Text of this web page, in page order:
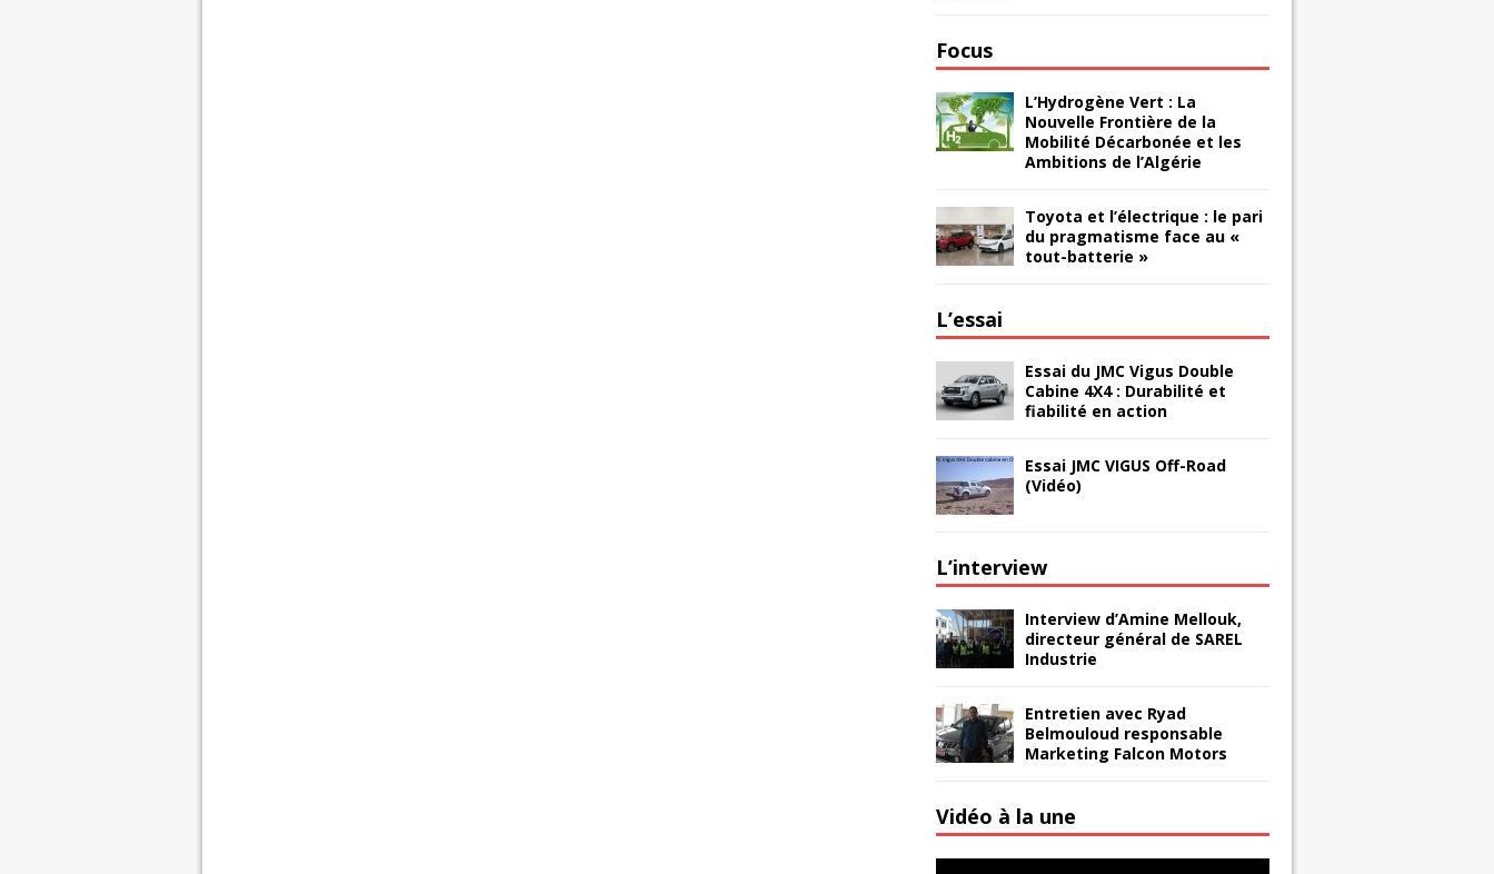
Focus
L’Hydrogène Vert : La
Nouvelle Frontière de la
Mobilité Décarbonée et les
Ambitions de l’Algérie
Toyota et l’électrique : le pari
du pragmatisme face au «
tout-batterie »
L’essai
Essai du JMC Vigus Double
Cabine 4X4 : Durabilité et
fiabilité en action
Essai JMC VIGUS Off-Road
(Vidéo)
L’interview
Interview d’Amine Mellouk,
directeur général de SAREL
Industrie
Entretien avec Ryad
Belmouloud responsable
Marketing Falcon Motors
Vidéo à la une